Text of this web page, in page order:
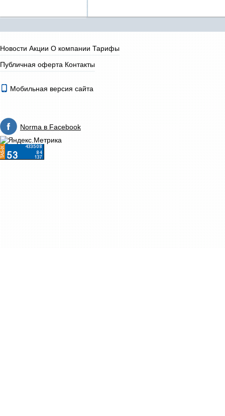
Новости Акции О компании Тарифы
Публичная оферта Контакты
Мобильная версия сайта
Norma в Facebook